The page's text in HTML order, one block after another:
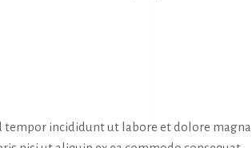
tempor incididunt ut labore et dolore magna